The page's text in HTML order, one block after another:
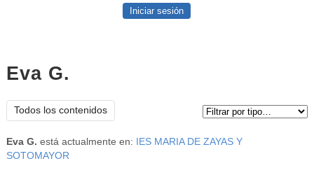
Iniciar sesión
Eva G.
Todos los contenidos
Eva G. está actualmente en:
IES MARIA DE ZAYAS Y
SOTOMAYOR